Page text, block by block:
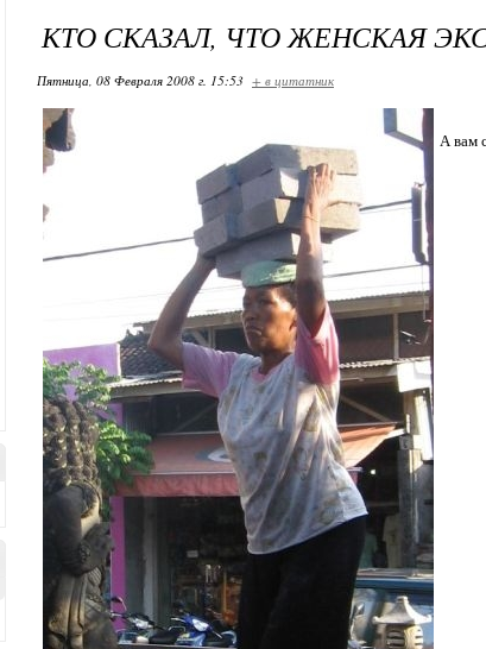
КТО СКАЗАЛ, ЧТО ЖЕНСКАЯ
Пятница, 08 Февраля 2008 г. 15:53 + в цитатник
А вам